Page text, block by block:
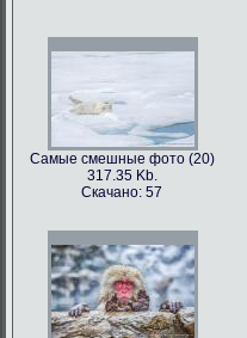
Самые смешные фото (9)
562.79 Kb.
Самые смешные фото (20)
317.35 Kb.
Скачано: 57